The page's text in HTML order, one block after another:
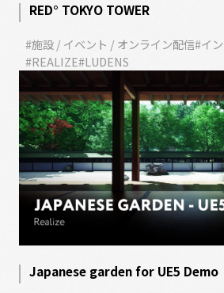
RED° TOKYO TOWER
#施設 / イベント / オンライン配信#イ
#REALIZE#LUDENS
Japanese garden for UE5 Demo